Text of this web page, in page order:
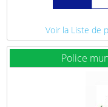
Voir la Liste de
Police